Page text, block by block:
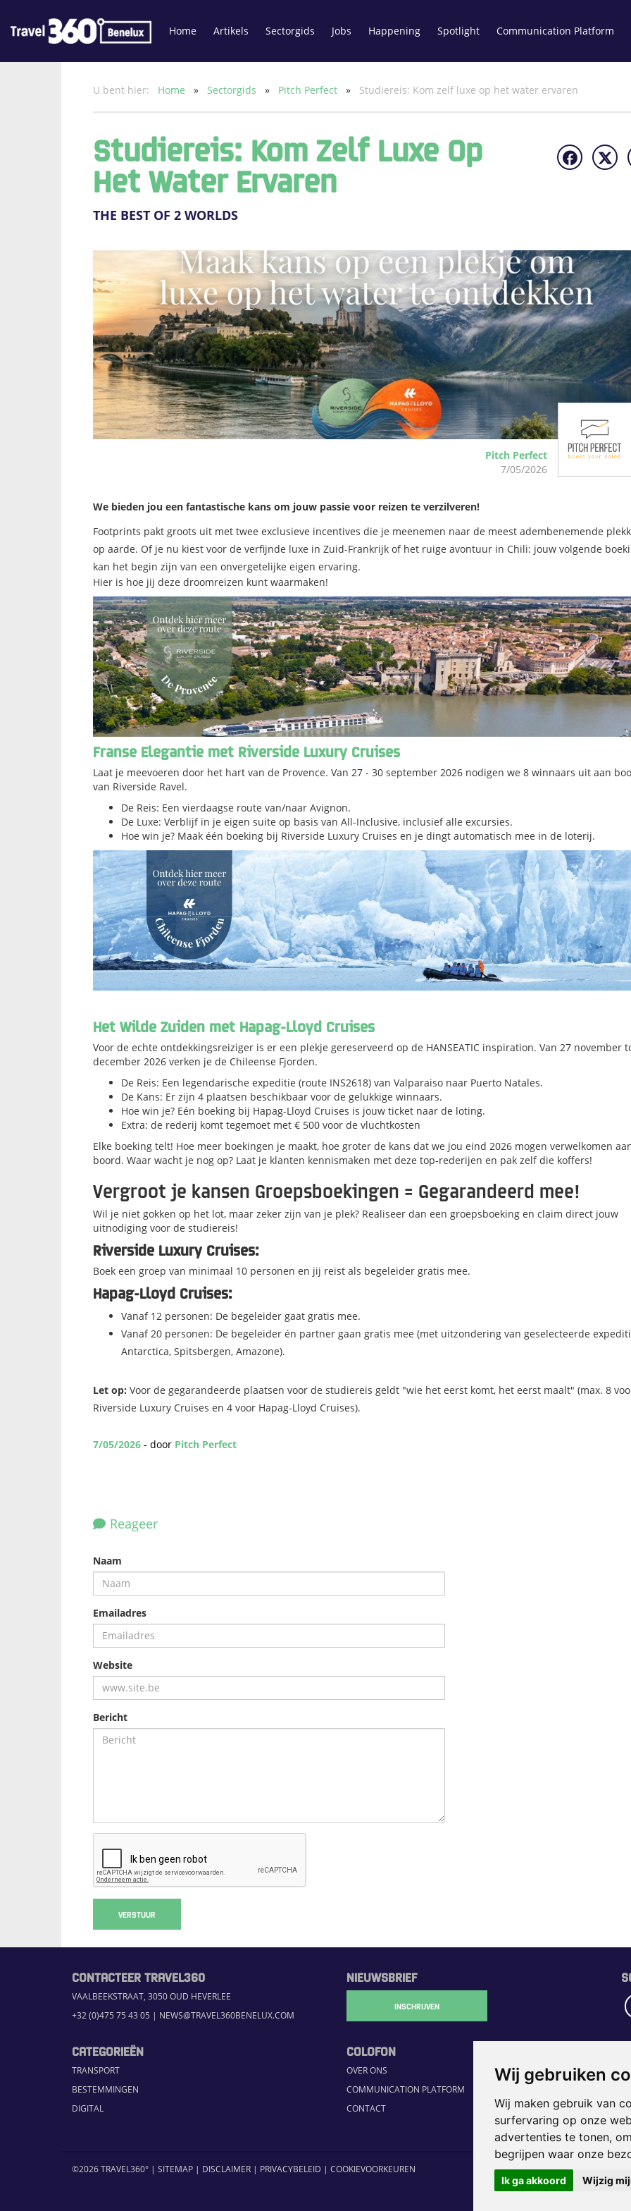
Wij gebruiken
Wij maken gebruik van
surfervaring op onze
advertenties te tonen,
begrijpen waar onze
Ik ga akkoord Wijzig
Home Artikels Sectorgids Jobs Happening Spotlight Communication Platform
U bent hier: Home » Sectorgids » Pitch Perfect » Studiereis: Kom zelf luxe op het water ervaren
Studiereis: Kom Zelf Luxe Op
Het Water Ervaren
THE BEST OF 2 WORLDS
Pitch Perfect
7/05/2026
We bieden jou een fantastische kans om jouw passie voor reizen te verzilveren!
Footprints pakt groots uit met twee exclusieve incentives die je meenemen naar de meest adembenemende
op aarde. Of je nu kiest voor de verfijnde luxe in Zuid-Frankrijk of het ruige avontuur in Chili: jouw volgende
kan het begin zijn van een onvergetelijke eigen ervaring.
Hier is hoe jij deze droomreizen kunt waarmaken!
Franse Elegantie met Riverside Luxury Cruises
Laat je meevoeren door het hart van de Provence. Van 27 - 30 september 2026 nodigen we 8 winnaars uit aan
van Riverside Ravel.
De Reis: Een vierdaagse route van/naar Avignon.
De Luxe: Verblijf in je eigen suite op basis van All-Inclusive, inclusief alle excursies.
Hoe win je? Maak één boeking bij Riverside Luxury Cruises en je dingt automatisch mee in de loterij.
Het Wilde Zuiden met Hapag-Lloyd Cruises
Voor de echte ontdekkingsreiziger is er een plekje gereserveerd op de HANSEATIC inspiration. Van 27 november
december 2026 verken je de Chileense Fjorden.
De Reis: Een legendarische expeditie (route INS2618) van Valparaiso naar Puerto Natales.
De Kans: Er zijn 4 plaatsen beschikbaar voor de gelukkige winnaars.
Hoe win je? Eén boeking bij Hapag-Lloyd Cruises is jouw ticket naar de loting.
Extra: de rederij komt tegemoet met € 500 voor de vluchtkosten
Elke boeking telt! Hoe meer boekingen je maakt, hoe groter de kans dat we jou eind 2026 mogen verwelkomen
boord. Waar wacht je nog op? Laat je klanten kennismaken met deze top-rederijen en pak zelf die koffers!
Vergroot je kansen Groepsboekingen = Gegarandeerd mee!
Wil je niet gokken op het lot, maar zeker zijn van je plek? Realiseer dan een groepsboeking en claim direct jouw
uitnodiging voor de studiereis!
Riverside Luxury Cruises:
Boek een groep van minimaal 10 personen en jij reist als begeleider gratis mee.
Hapag-Lloyd Cruises:
Vanaf 12 personen: De begeleider gaat gratis mee.
Vanaf 20 personen: De begeleider én partner gaan gratis mee (met uitzondering van geselecteerde
Antarctica, Spitsbergen, Amazone).
Let op: Voor de gegarandeerde plaatsen voor de studiereis geldt "wie het eerst komt, het eerst maalt" (max. 8
Riverside Luxury Cruises en 4 voor Hapag-Lloyd Cruises).
7/05/2026 - door Pitch Perfect
Reageer
Naam
Emailadres
Website
Bericht
VERSTUUR
CONTACTEER TRAVEL360
VAALBEEKSTRAAT, 3050 OUD HEVERLEE
+32 (0)475 75 43 05 | NEWS@TRAVEL360BENELUX.COM
NIEUWSBRIEF
INSCHRIJVEN
CATEGORIEËN
TRANSPORT
BESTEMMINGEN
DIGITAL
COLOFON
OVER ONS
COMMUNICATION PLATFORM
CONTACT
©2026 TRAVEL360° | SITEMAP | DISCLAIMER | PRIVACYBELEID | COOKIEVOORKEUREN